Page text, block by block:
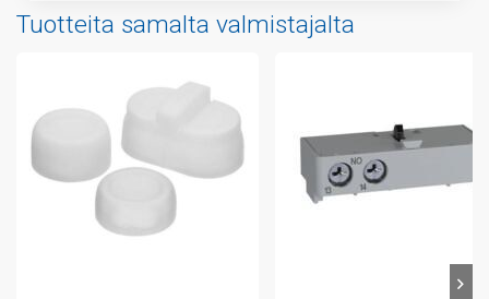
Tuotteita samalta valmistajalta